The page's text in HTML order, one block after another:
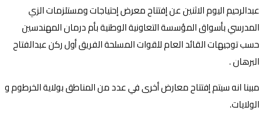
عبدالرحيم اليوم الاثنين عن إفتتاح معرض إحتياجات ومستلزمات الزي
المدرسي بأسواق المؤسسة التعاونية الوطنية بأم درمان المهندسين
حسب توجيهات القائد العام للقوات المسلحة الفريق أول ركن عبدالفتاح
البرهان .
مبينا انه سيتم إفتتاح معارض أخرى في عدد من المناطق بولاية الخرطوم و
الولايات.